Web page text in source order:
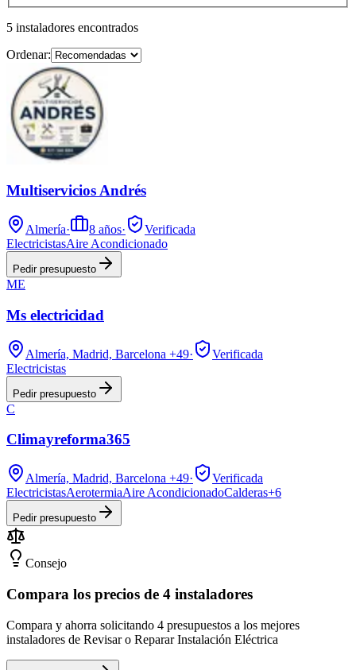
5 instaladores encontrados
Ordenar:
Multiservicios Andrés
Almería· 8 años·
Verificada
ElectricistasAire Acondicionado
Pedir presupuesto
ME
Ms electricidad
Almería, Madrid, Barcelona +49·
Verificada
Electricistas
Pedir presupuesto
C
Climayreforma365
Almería, Madrid, Barcelona +49·
Verificada
ElectricistasAerotermiaAire AcondicionadoCalderas+6
Pedir presupuesto
Consejo
Compara los precios de 4 instaladores
Compara y ahorra solicitando 4 presupuestos a los mejores
instaladores de Revisar o Reparar Instalación Eléctrica